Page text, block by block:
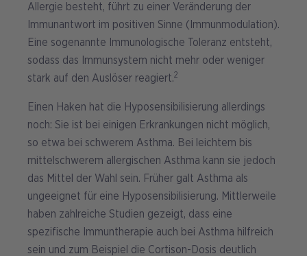
Allergie besteht, führt zu einer Veränderung der
Immunantwort im positiven Sinne (Immunmodulation).
Eine sogenannte Immunologische Toleranz entsteht,
sodass das Immunsystem nicht mehr oder weniger
stark auf den Auslöser reagiert.2
Einen Haken hat die Hyposensibilisierung allerdings
noch: Sie ist bei einigen Erkrankungen nicht möglich,
so etwa bei schwerem Asthma. Bei leichtem bis
mittelschwerem allergischen Asthma kann sie jedoch
das Mittel der Wahl sein. Früher galt Asthma als
ungeeignet für eine Hyposensibilisierung. Mittlerweile
haben zahlreiche Studien gezeigt, dass eine
spezifische Immuntherapie auch bei Asthma hilfreich
sein und zum Beispiel die Cortison-Dosis deutlich